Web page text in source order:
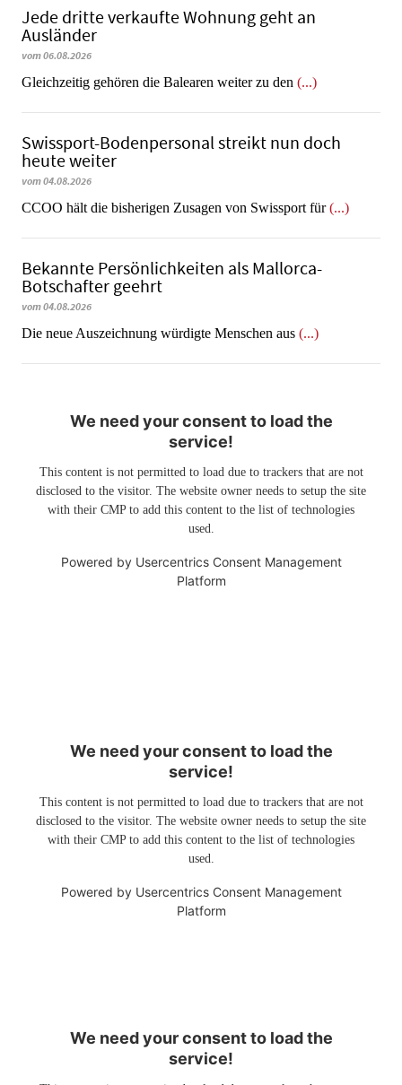
Jede dritte verkaufte Wohnung geht an
Ausländer
vom 06.08.2026
Gleichzeitig gehören die Balearen weiter zu den (...)
Swissport-Bodenpersonal streikt nun doch
heute weiter
vom 04.08.2026
CCOO hält die bisherigen Zusagen von Swissport für(...)
Bekannte Persönlichkeiten als Mallorca-
Botschafter geehrt
vom 04.08.2026
Die neue Auszeichnung würdigte Menschen aus (...)
We need your consent to load the
service!
This content is not permitted to load due to trackers that are not
disclosed to the visitor. The website owner needs to setup the site
with their CMP to add this content to the list of technologies
used.
Powered by Usercentrics Consent Management
Platform
We need your consent to load the
service!
This content is not permitted to load due to trackers that are not
disclosed to the visitor. The website owner needs to setup the site
with their CMP to add this content to the list of technologies
used.
Powered by Usercentrics Consent Management
Platform
We need your consent to load the
service!